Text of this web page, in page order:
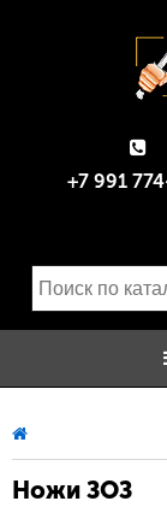
+7 991
Ножи ЗОЗ